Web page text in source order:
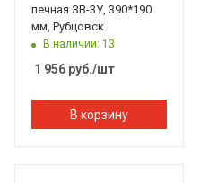
печная ЗВ-3У, 390*190
мм, Рубцовск
В наличии: 13
1 956 руб./шт
В корзину